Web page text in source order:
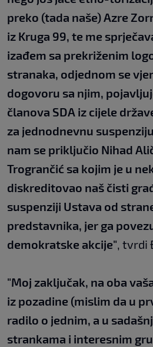
preko (tada naše) Azre
iz Kruga 99, te me
izađem sa prekriženim
stranaka, odjednom se
dogovoru sa njim,
članova SDA iz cijele
za jednodnevnu
nam se priključio Nihad
Trogrančić sa kojim je u
diskreditovao naš čisti
suspenziji Ustava od
predstavnika, jer ga
demokratske akcije", tvrdi
"Moj zaključak, na oba
iz pozadine (mislim da u
radilo o jednim, a u
strankama i interesnim